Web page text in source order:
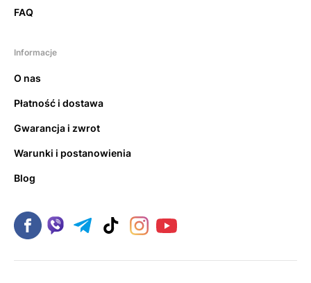
FAQ
Informacje
O nas
Płatność i dostawa
Gwarancja i zwrot
Warunki i postanowienia
Blog